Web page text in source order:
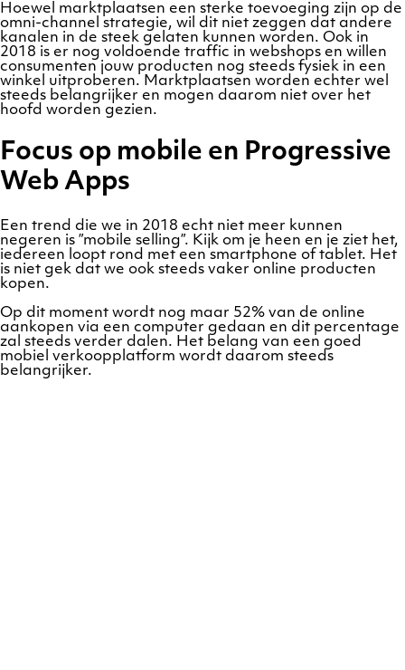
Hoewel marktplaatsen een sterke toevoeging zijn op de
omni-channel strategie, wil dit niet zeggen dat andere
kanalen in de steek gelaten kunnen worden. Ook in
2018 is er nog voldoende traffic in webshops en willen
consumenten jouw producten nog steeds fysiek in een
winkel uitproberen. Marktplaatsen worden echter wel
steeds belangrijker en mogen daarom niet over het
hoofd worden gezien.
Focus op mobile en Progressive
Web Apps
Een trend die we in 2018 echt niet meer kunnen
negeren is ”mobile selling”. Kijk om je heen en je ziet het,
iedereen loopt rond met een smartphone of tablet. Het
is niet gek dat we ook steeds vaker online producten
kopen.
Op dit moment wordt nog maar 52% van de online
aankopen via een computer gedaan en dit percentage
zal steeds verder dalen. Het belang van een goed
mobiel verkoopplatform wordt daarom steeds
belangrijker.